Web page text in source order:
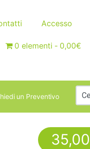
Accesso
0 elementi 0,00€
un Preventivo
35,00